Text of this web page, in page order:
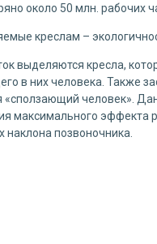
около 50 млн. рабочих
креслам –
выделяются кресла,
в них человека. Также
человек».
максимального эффекта
наклона позвоночника.